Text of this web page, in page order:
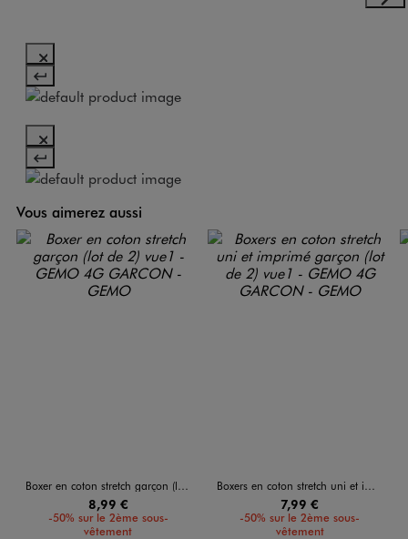
Vous aimerez aussi
Boxer en coton stretch garçon (lot de 2)
8,99 €
-50% sur le 2ème sous-
vêtement
Boxers en coton stretch uni et imprimé garçon (lot de 2)
7,99 €
-50% sur le 2ème sous-
vêtement